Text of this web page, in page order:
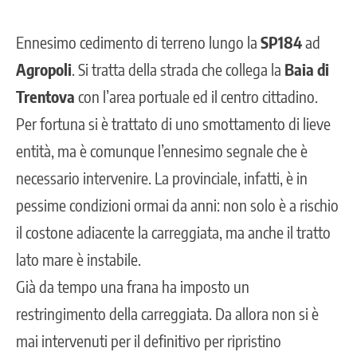
Ennesimo cedimento di terreno lungo la SP184ad
Agropoli . Si tratta della strada che collega la Baia di
Trentova con l’area portuale ed il centro cittadino.
Per fortuna si è trattato di uno smottamento di lieve
entità, ma è comunque l’ennesimo segnale che è
necessario intervenire. La provinciale, infatti, è in
pessime condizioni ormai da anni: non solo è a rischio
il costone adiacente la carreggiata, ma anche il tratto
lato mare è instabile.
Già da tempo una frana ha imposto un
restringimento della carreggiata. Da allora non si è
mai intervenuti per il definitivo per ripristino